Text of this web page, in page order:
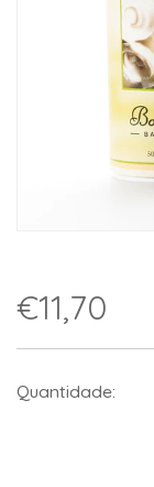
€11,70
Quantidade: